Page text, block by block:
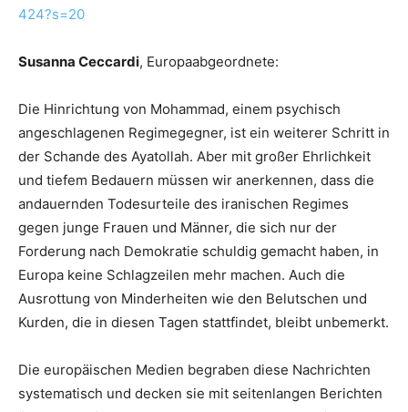
424?s=20
Susanna Ceccardi, Europaabgeordnete:
Die Hinrichtung von Mohammad, einem psychisch
angeschlagenen Regimegegner, ist ein weiterer Schritt in
der Schande des Ayatollah. Aber mit großer Ehrlichkeit
und tiefem Bedauern müssen wir anerkennen, dass die
andauernden Todesurteile des iranischen Regimes
gegen junge Frauen und Männer, die sich nur der
Forderung nach Demokratie schuldig gemacht haben, in
Europa keine Schlagzeilen mehr machen. Auch die
Ausrottung von Minderheiten wie den Belutschen und
Kurden, die in diesen Tagen stattfindet, bleibt unbemerkt.
Die europäischen Medien begraben diese Nachrichten
systematisch und decken sie mit seitenlangen Berichten